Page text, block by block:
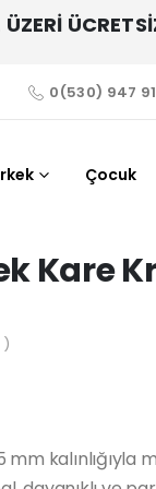
0(530) 947
Çocuk
Kare
)
kalınlığıyla